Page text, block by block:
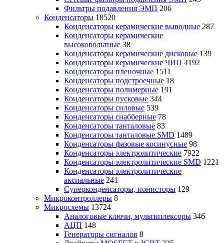
Фильтры подавления ЭМП 206
Конденсаторы 18520
Конденсаторы керамические выводные 287
Конденсаторы керамические
высоковольтные 38
Конденсаторы керамические дисковые 139
Конденсаторы керамические ЧИП 4192
Конденсаторы пленочные 1511
Конденсаторы подстроечные 18
Конденсаторы полимерные 191
Конденсаторы пусковые 344
Конденсаторы силовые 539
Конденсаторы снабберные 78
Конденсаторы танталовые 83
Конденсаторы танталовые SMD 1489
Конденсаторы фазовые косинусные 98
Конденсаторы электролитические 7922
Конденсаторы электролитические SMD 1221
Конденсаторы электролитические
аксиальные 241
Суперконденсаторы, ионисторы 129
Микроконтроллеры 8
Микросхемы 13724
Аналоговые ключи, мультиплексоры 346
АЦП 148
Генераторы сигналов 8